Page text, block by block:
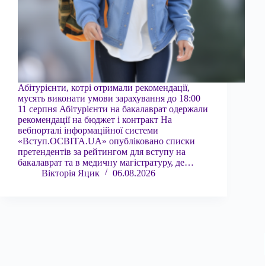
Абітурієнти, котрі отримали рекомендації,
мусять виконати умови зарахування до 18:00
11 серпня Абітурієнти на бакалаврат одержали
рекомендації на бюджет і контракт На
вебпорталі інформаційної системи
«Вступ.ОСВІТА.UA» опубліковано списки
претендентів за рейтингом для вступу на
бакалаврат та в медичну магістратуру, де…
Вікторія Яцик
06.08.2026